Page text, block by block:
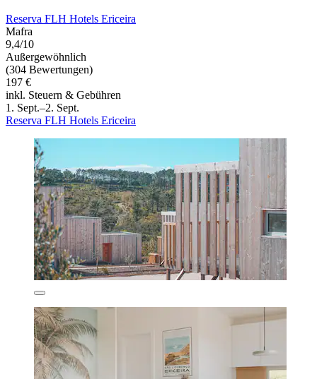
Reserva FLH Hotels Ericeira
Mafra
9,4/10
Außergewöhnlich
(304 Bewertungen)
197 €
inkl. Steuern & Gebühren
1. Sept.–2. Sept.
Reserva FLH Hotels Ericeira